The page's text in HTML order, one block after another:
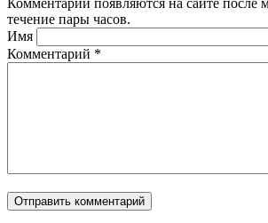
течение пары часов.
Имя
Комментарий *